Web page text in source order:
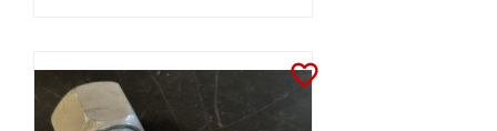
favorite_border